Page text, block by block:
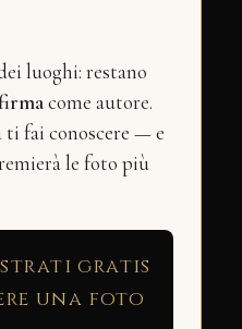
luoghi: restano
come autore.
ti fai conoscere — e
le foto più
gratis
una foto